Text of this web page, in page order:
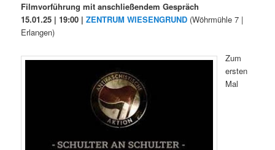
Filmvorführung mit anschließendem Gespräch
15.01.25 | 19:00 |ZENTRUM WIESENGRUND (Wöhrmühle 7 |
Erlangen)
Zum
ersten
Mal